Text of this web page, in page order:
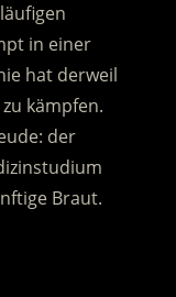
in einer
hat derweil
kämpfen.
der
Braut.